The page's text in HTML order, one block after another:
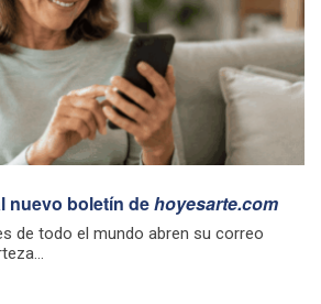
nuevo boletín dehoyesarte.com
de todo el mundo abren su correo